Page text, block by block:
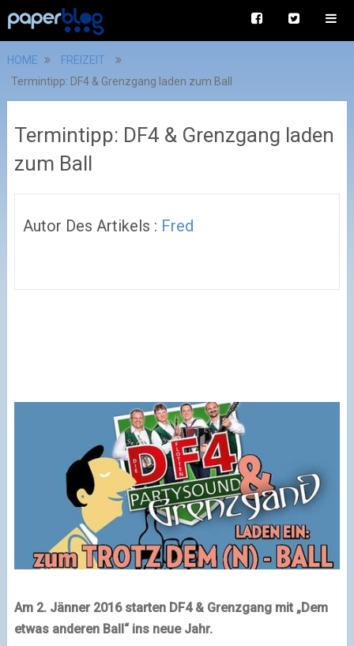
HOME
FREIZEIT
Termintipp: DF4 & Grenzgang laden zum Ball
Termintipp: DF4 & Grenzgang laden
zum Ball
Autor Des Artikels : Fred
Am 2. Jänner 2016 starten DF4 & Grenzgang mit „Dem
etwas anderen Ball“ ins neue Jahr.